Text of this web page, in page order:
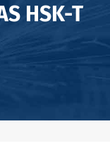
HSK-T